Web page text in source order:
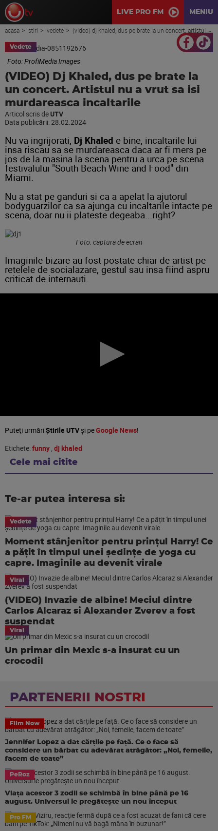
LIVE PRO FM MENIU
acasa stiri vedete (video) dj khaled, dus pe brate la un concert. artistul nu a vrut sa isi murdareasca incaltarile
Vedete
Foto: ProfiMedia Images
(VIDEO) Dj Khaled, dus pe brate la
un concert. Artistul nu a vrut sa isi
murdareasca incaltarile
Articol scris de UTV
Data publicării:28.02.2024
Nu va ingrijorati, Dj Khaled e bine, incaltarile lui
insa riscau sa se murdareasca daca ar fi mers pe
jos de la masina la scena pentru a urca pe scena
festivalului "South Beach Wine and Food" din
Miami.
Nu a stat pe ganduri si ca a apelat la ajutorul
bodyguarzilor ca sa ajunga cu incaltarile intacte pe
scena, doar nu ii plateste degeaba...right?
Foto: captura de ecran
Imaginile bizare au fost postate chiar de artist pe
retelele de socialazare, gestul sau insa fiind aspru
criticat de internauti.
Puteţi urmăriȘtirile UTVşi peGoogle News!
Etichete:funny , dj khaled
Cele mai citite
Te-ar putea interesa si:
Vedete
Moment stânjenitor pentru prințul Harry! Ce
a pățit în timpul unei ședințe de yoga cu
capre. Imaginile au devenit virale
Viral
(VIDEO) Invazie de albine! Meciul dintre
Carlos Alcaraz si Alexander Zverev a fost
suspendat
Viral
Un primar din Mexic s-a insurat cu un
crocodil
PARTENERII NOSTRI
Film Now
Jennifer Lopez a dat cărțile pe față. Ce o face să
considere un bărbat cu adevărat atrăgător: „Noi, femeile,
facem de toate”
PeRoz
Viața acestor 3 zodii se schimbă în bine până pe 16
august. Universul le pregătește un nou început
Pro FM